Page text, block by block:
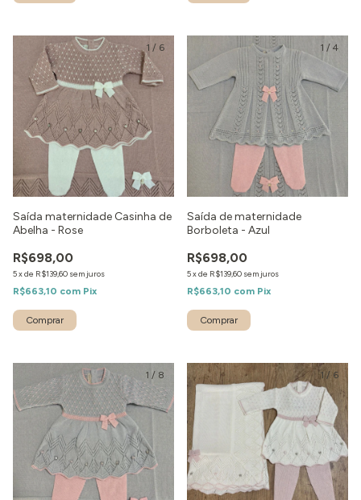
1 / 6
Saída maternidade Casinha de
Abelha - Rose
R$698,00
5xde R$139,60 sem juros
R$663,10 com Pix
Comprar
1 / 4
Saída de maternidade
Borboleta - Azul
R$698,00
5xde R$139,60 sem juros
R$663,10 com Pix
Comprar
1 / 8 1/ 6